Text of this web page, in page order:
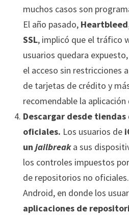
muchos casos son
El año pasado,
SSL, implicó que el tráfico
usuarios quedara
el acceso sin restricciones
de tarjetas de crédito y
recomendable la aplicación
Descargar desde
oficiales. Los usuarios de
un jailbreaka sus
los controles impuestos
de repositorios no
Android, en donde los
aplicaciones de